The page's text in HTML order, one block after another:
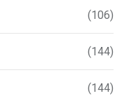
(106)
(144)
(144)